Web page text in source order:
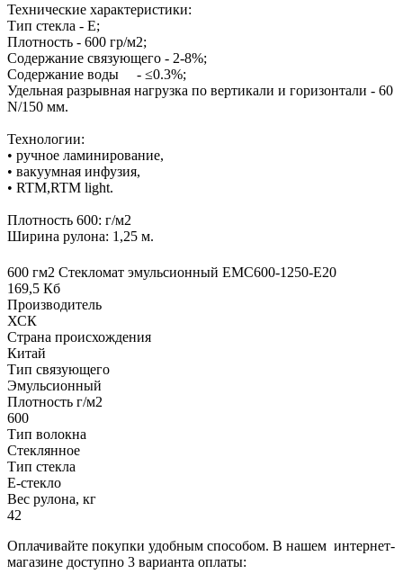
Технические характеристики:
Тип стекла - Е;
Плотность - 600 гр/м2;
Содержание связующего - 2-8%;
Содержание воды - ≤0.3%;
Удельная разрывная нагрузка по вертикали и горизонтали - 60
N/150 мм.
Технологии:
• ручное ламинирование,
• вакуумная инфузия,
• RTM,RTM light.
Плотность 600: г/м2
Ширина рулона: 1,25 м.
600 гм2 Стекломат эмульсионный EMC600-1250-E20
169,5 Кб
Производитель
ХСК
Страна происхождения
Китай
Тип связующего
Эмульсионный
Плотность г/м2
600
Тип волокна
Стеклянное
Тип стекла
Е-стекло
Вес рулона, кг
42
Оплачивайте покупки удобным способом. В нашем интернет-
магазине доступно 3 варианта оплаты: